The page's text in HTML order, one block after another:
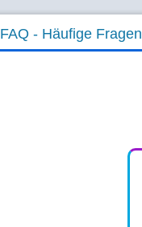
FAQ - Häufige Fragen